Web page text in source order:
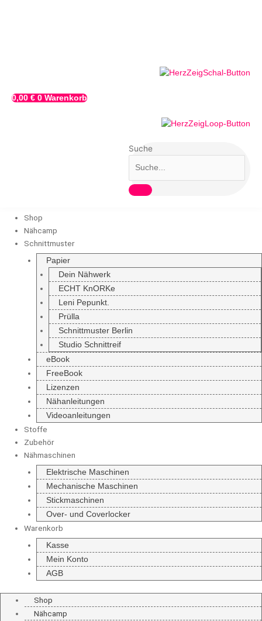
0,00 € 0 Warenkorb
Suche
Shop
Nähcamp
Schnittmuster
Papier
Dein Nähwerk
ECHT KnORKe
Leni Pepunkt.
Prülla
Schnittmuster Berlin
Studio Schnittreif
eBook
FreeBook
Lizenzen
Nähanleitungen
Videoanleitungen
Stoffe
Zubehör
Nähmaschinen
Elektrische Maschinen
Mechanische Maschinen
Stickmaschinen
Over- und Coverlocker
Warenkorb
Kasse
Mein Konto
AGB
Shop
Nähcamp
34-